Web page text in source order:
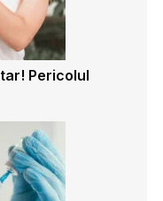
Pericolul